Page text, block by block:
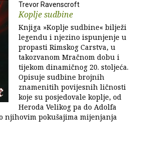
Trevor Ravenscroft
Koplje sudbine
Knjiga »Koplje sudbine« bilježi
legendu i njezino ispunjenje u
propasti Rimskog Carstva, u
takozvanom Mračnom dobu i
tijekom dinamičnog 20. stoljeća.
Opisuje sudbine brojnih
znamenitih povijesnih ličnosti
koje su posjedovale koplje, od
Heroda Velikog pa do Adolfa
njihovim pokušajima mijenjanja